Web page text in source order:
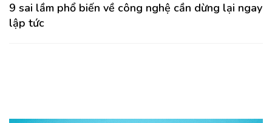
9 sai lầm phổ biến về công nghệ cần dừng lại ngay
lập tức